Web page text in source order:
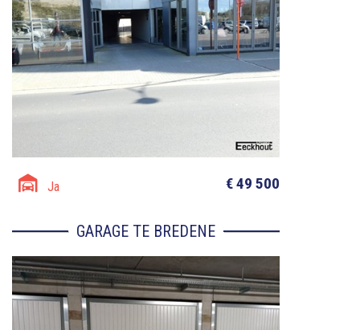
Ja € 49 500
GARAGE TE BREDENE